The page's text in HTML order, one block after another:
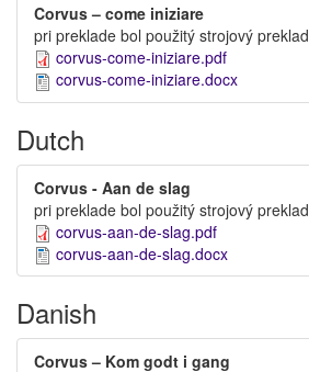
Corvus – come iniziare
pri preklade bol použitý strojový preklad
corvus-come-iniziare.pdf
corvus-come-iniziare.docx
Dutch
Corvus - Aan de slag
pri preklade bol použitý strojový preklad
corvus-aan-de-slag.pdf
corvus-aan-de-slag.docx
Danish
Corvus – Kom godt i gang